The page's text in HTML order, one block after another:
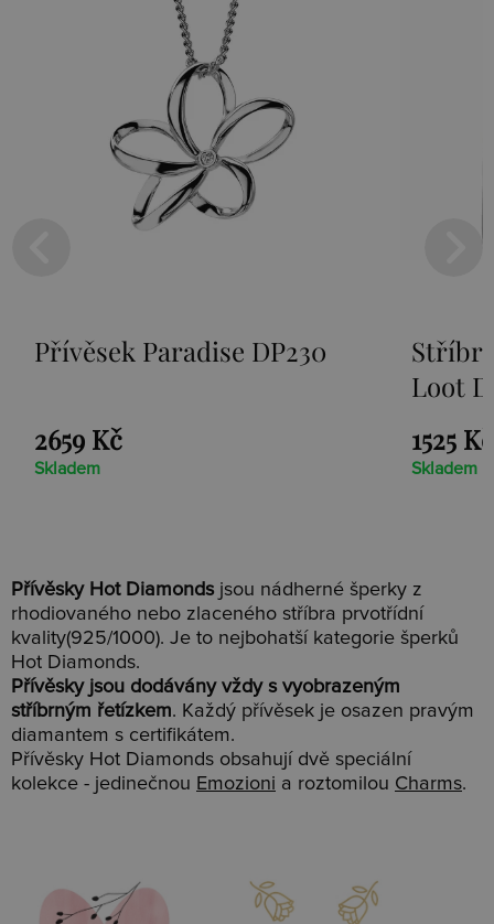
Přívěsek Paradise DP230
2659 Kč
Skladem
Loot
1525 Kč
Skladem
Přívěsky Hot Diamonds jsou nádherné šperky z
rhodiovaného nebo zlaceného stříbra prvotřídní
kvality(925/1000). Je to nejbohatší kategorie šperků
Hot Diamonds.
Přívěsky jsou dodávány vždy s vyobrazeným
stříbrným řetízkem. Každý přívěsek je osazen pravým
diamantem s certifikátem.
Přívěsky Hot Diamonds obsahují dvě speciální
kolekce - jedinečnou Emozioni a roztomilou Charms.